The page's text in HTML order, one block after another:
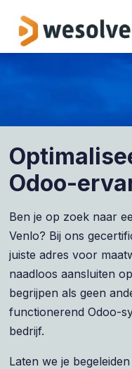
Odoo-
Ben je op zoek naar
Venlo? Bij ons
juiste adres voor
naadloos aansluiten
begrijpen als geen
functionerend Odoo-
bedrijf.
Laten we je